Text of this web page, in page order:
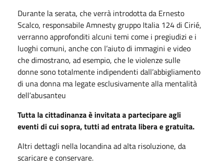
Durante la serata, che verrà introdotta da Ernesto
Scalco, responsabile Amnesty gruppo Italia 124 di Cirié,
verranno approfonditi alcuni temi come i pregiudizi e i
luoghi comuni, anche con l’aiuto di immagini e video
che dimostrano, ad esempio, che le violenze sulle
donne sono totalmente indipendenti dall’abbigliamento
di una donna ma legate esclusivamente alla mentalità
dell’abusanteu
Tutta la cittadinanza è invitata a partecipare agli
eventi di cui sopra, tutti ad entrata libera e gratuita.
Altri dettagli nella locandina ad alta risoluzione, da
scaricare e conservare.